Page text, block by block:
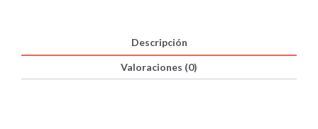
15
cantidad
Descripción
Valoraciones (0)